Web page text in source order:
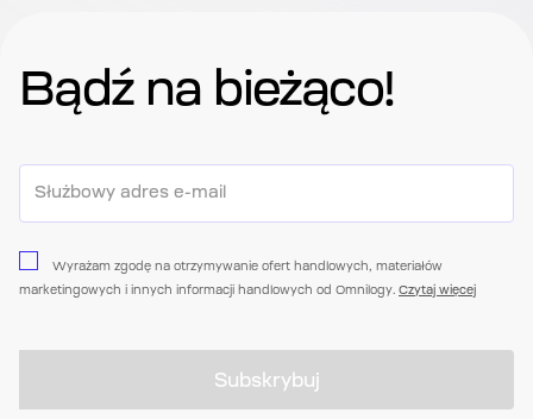
Bądź na bieżąco!
Wyrażam zgodę na otrzymywanie ofert handlowych, materiałów
marketingowych i innych informacji handlowych od Omnilogy. Czytaj więcej
Subskrybuj